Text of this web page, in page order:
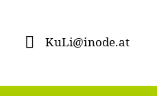
KuLi@inode.at